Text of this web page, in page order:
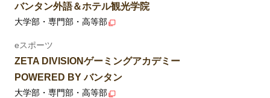
バンタン外語＆ホテル観光学院
大学部・専門部・高等部
eスポーツ
ZETA DIVISIONゲーミングアカデミー
POWERED BY バンタン
大学部・専門部・高等部